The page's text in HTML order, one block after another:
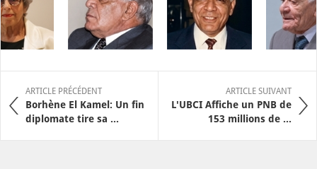
ARTICLE PRÉCÉDENT
Borhène El Kamel: Un fin
diplomate tire sa ...
ARTICLE SUIVANT
L'UBCI Affiche un PNB de
153 millions de ...